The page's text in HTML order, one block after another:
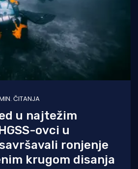
ČITANJA
u najtežim
ovci u
ronjenje
krugom disanja